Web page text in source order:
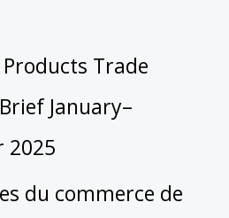
Trade
January–
2025
du commerce de